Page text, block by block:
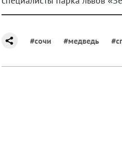
#сочи #медведь